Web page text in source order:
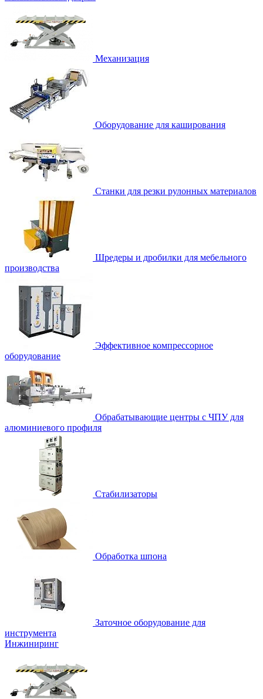
Механизация
Оборудование для каширования
Станки для резки рулонных материалов
Шредеры и дробилки для мебельного
производства
Эффективное компрессорное
оборудование
Обрабатывающие центры с ЧПУ для
алюминиевого профиля
Стабилизаторы
Обработка шпона
Заточное оборудование для
инструмента
Инжиниринг